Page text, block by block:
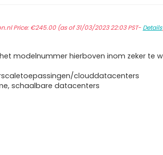
Price:€245.00(as of 31/03/2023 22:03 PST- Details
modelnummer hierboven inom zeker te
clouddatacenters
schaalbare datacenters